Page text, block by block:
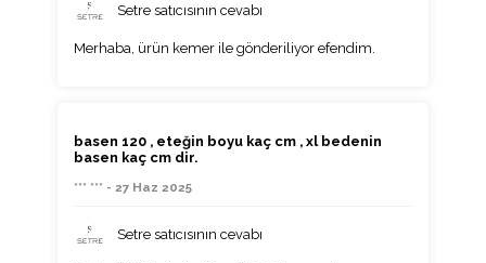
Setre satıcısının cevabı
Merhaba, ürün kemer ile gönderiliyor efendim.
basen 120 , eteğin boyu kaç cm , xl bedenin
basen kaç cm dir.
*** *** - 27 Haz 2025
Setre satıcısının cevabı